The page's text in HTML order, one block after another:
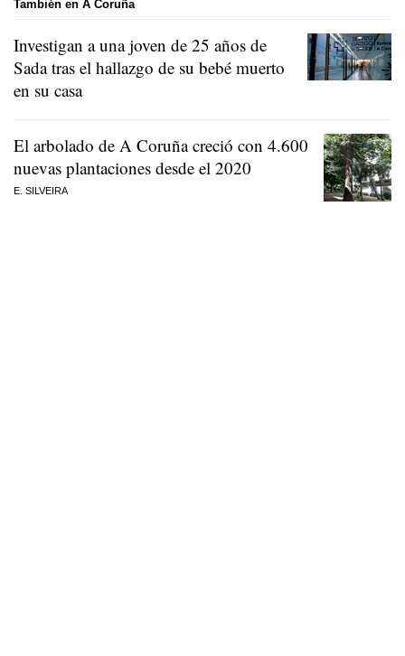
También en A Coruña
Investigan a una joven de 25 años de
Sada tras el hallazgo de su bebé muerto
en su casa
El arbolado de A Coruña creció con 4.600
nuevas plantaciones desde el 2020
E. SILVEIRA